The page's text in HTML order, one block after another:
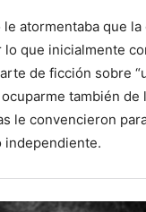
atormentaba que
que inicialmente
de ficción sobre
también
le convencieron
independiente.